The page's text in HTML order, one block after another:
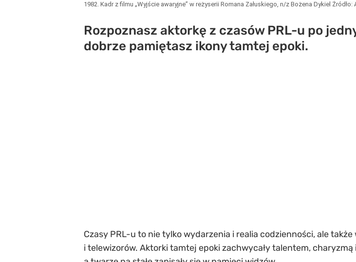
1982. Kadr z filmu „Wyjście awaryjne” w reżyserii Romana Załuskiego, n/z Bożena Dykiel Źródło:
Rozpoznasz aktorkę z czasów PRL-u po
dobrze pamiętasz ikony tamtej epoki.
Czasy PRL-u to nie tylko wydarzenia i realia codzienności, ale
i telewizorów. Aktorki tamtej epoki zachwycały talentem,